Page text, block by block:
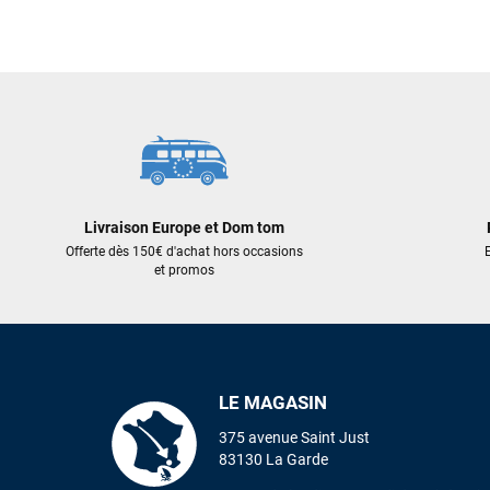
Livraison Europe et Dom tom
Offerte dès 150€ d'achat hors occasions
et promos
LE MAGASIN
375 avenue Saint Just
83130 La Garde